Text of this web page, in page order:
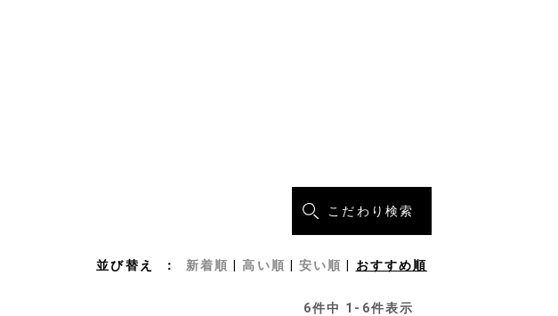
こだわり検索
並び替え 新着順 高い順 安い順 おすすめ順
6件中 1 - 6件表示